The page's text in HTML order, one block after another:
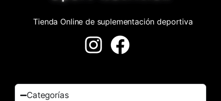
Tienda Online de suplementación deportiva
Categorías